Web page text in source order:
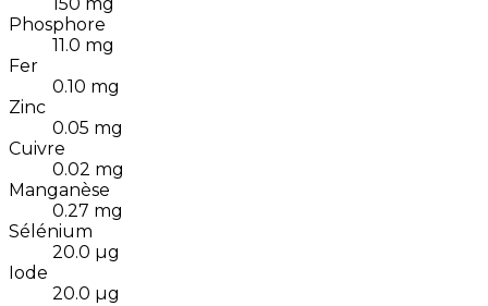
150 mg
Phosphore
11.0 mg
Fer
0.10 mg
Zinc
0.05 mg
Cuivre
0.02 mg
Manganèse
0.27 mg
Sélénium
20.0 µg
Iode
20.0 µg